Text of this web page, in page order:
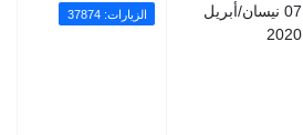
07 نيسان/أبريل
2020
الزيارات: 37874